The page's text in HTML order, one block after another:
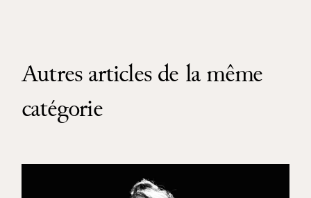
Autres articles de la même
catégorie